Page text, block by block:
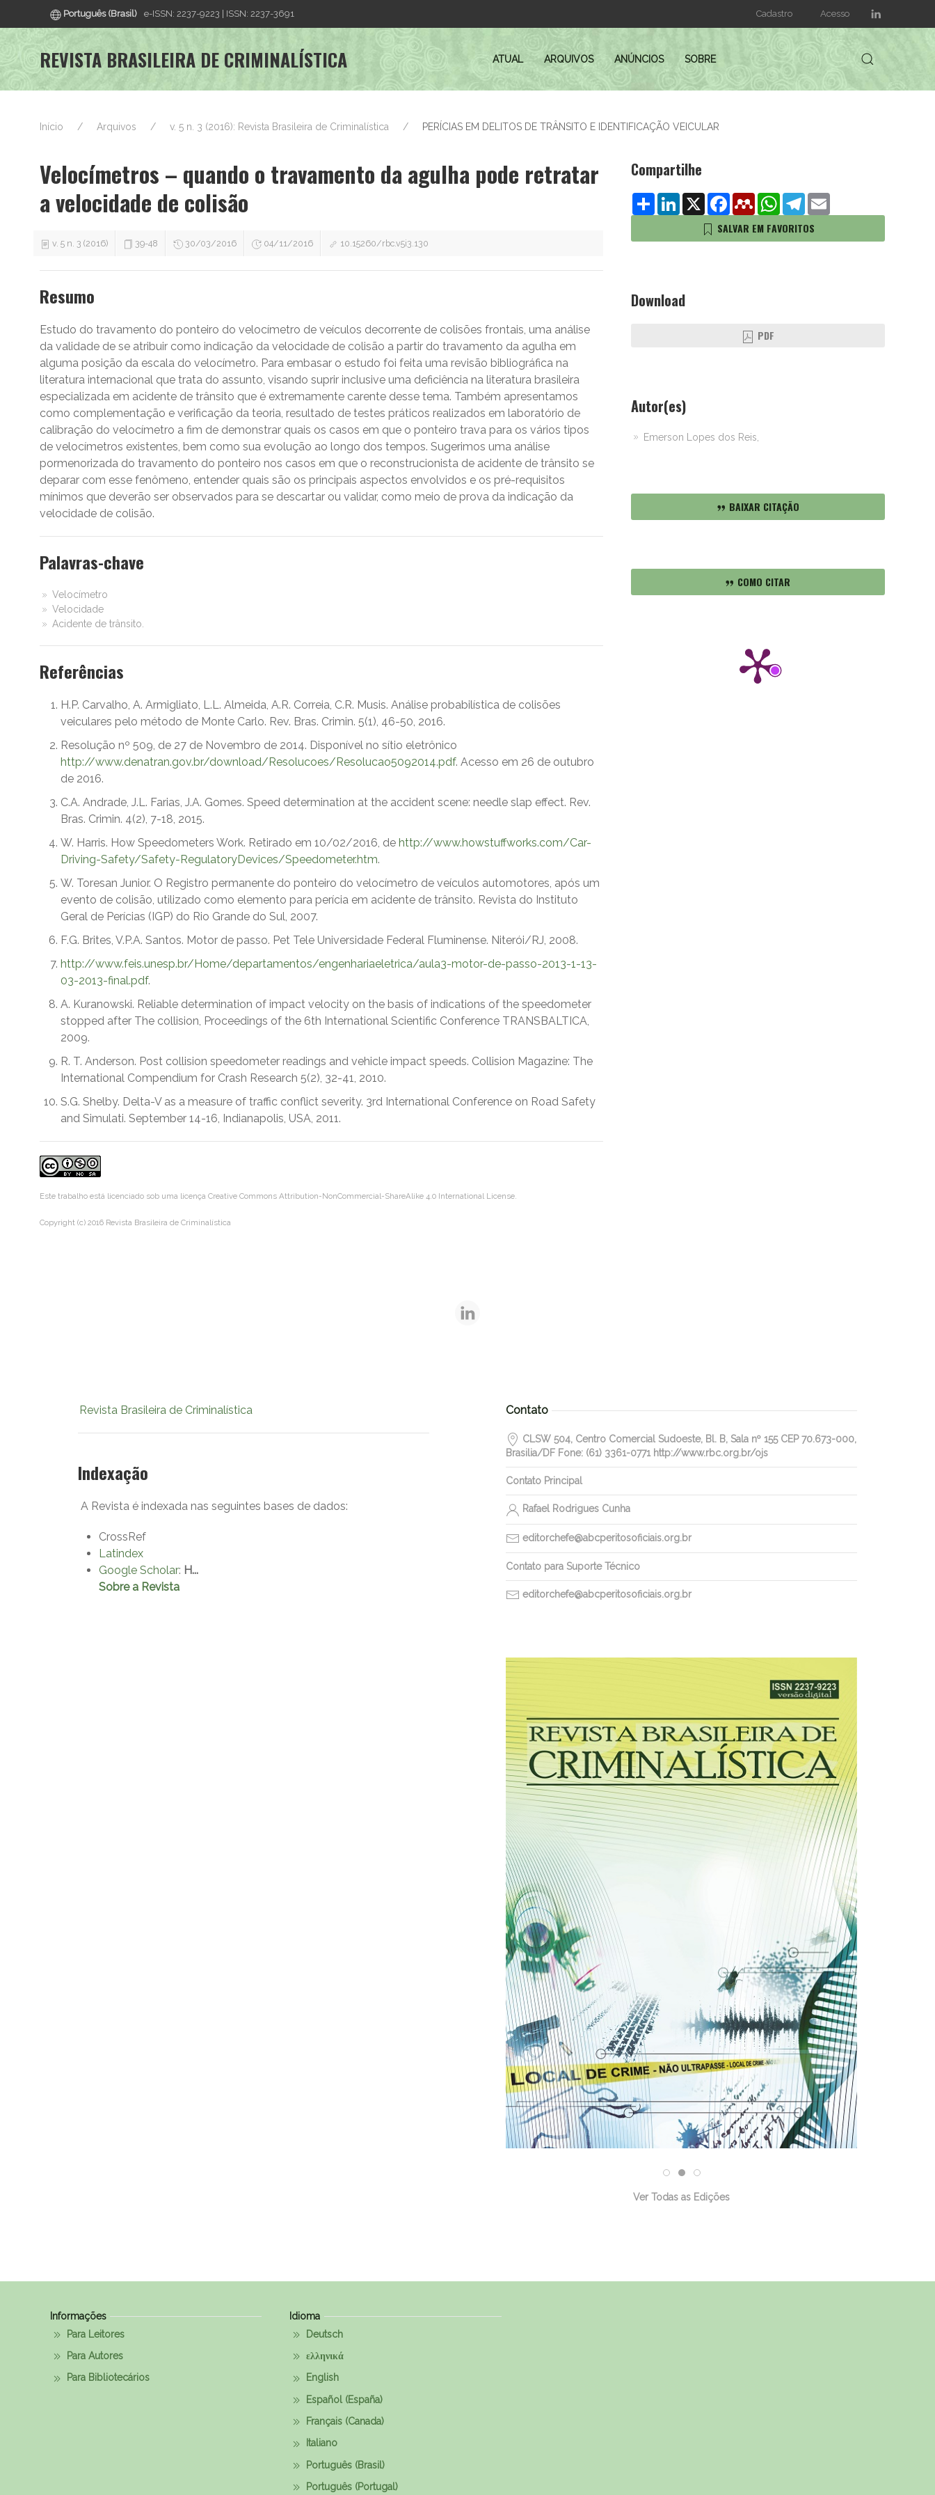
Português (Brasil) e-ISSN: 2237-9223 | ISSN: 2237-3691 Cadastro Acesso
REVISTA BRASILEIRA DE CRIMINALÍSTICA ATUAL ARQUIVOS ANÚNCIOS SOBRE
Início Arquivos v. 5 n. 3 (2016): Revista Brasileira de Criminalística PERÍCIAS EM DELITOS DE TRÂNSITO E IDENTIFICAÇÃO VEICULAR
Velocímetros – quando o travamento da agulha pode retratar
a velocidade de colisão
v. 5 n. 3 (2016) 39-48 30/03/2016 04/11/2016 10.15260/rbc.v5i3.130
Resumo
Estudo do travamento do ponteiro do velocímetro de veículos decorrente de colisões frontais, uma análise
da validade de se atribuir como indicação da velocidade de colisão a partir do travamento da agulha em
alguma posição da escala do velocímetro. Para embasar o estudo foi feita uma revisão bibliográfica na
literatura internacional que trata do assunto, visando suprir inclusive uma deficiência na literatura brasileira
especializada em acidente de trânsito que é extremamente carente desse tema. Também apresentamos
como complementação e verificação da teoria, resultado de testes práticos realizados em laboratório de
calibração do velocímetro a fim de demonstrar quais os casos em que o ponteiro trava para os vários tipos
de velocímetros existentes, bem como sua evolução ao longo dos tempos. Sugerimos uma análise
pormenorizada do travamento do ponteiro nos casos em que o reconstrucionista de acidente de trânsito se
deparar com esse fenômeno, entender quais são os principais aspectos envolvidos e os pré-requisitos
mínimos que deverão ser observados para se descartar ou validar, como meio de prova da indicação da
velocidade de colisão.
Palavras-chave
Velocímetro
Velocidade
Acidente de trânsito.
Referências
H.P. Carvalho, A. Armigliato, L.L. Almeida, A.R. Correia, C.R. Musis. Análise probabilística de colisões
veiculares pelo método de Monte Carlo. Rev. Bras. Crimin. 5(1), 46-50, 2016.
Resolução nº 509, de 27 de Novembro de 2014. Disponível no sítio eletrônico
http://www.denatran.gov.br/download/Resolucoes/Resolucao5092014.pdf. Acesso em 26 de outubro
de 2016.
C.A. Andrade, J.L. Farias, J.A. Gomes. Speed determination at the accident scene: needle slap effect. Rev.
Bras. Crimin. 4(2), 7-18, 2015.
W. Harris. How Speedometers Work. Retirado em 10/02/2016, de http://www.howstuffworks.com/Car-
Driving-Safety/Safety-RegulatoryDevices/Speedometer.htm.
W. Toresan Junior. O Registro permanente do ponteiro do velocímetro de veículos automotores, após um
evento de colisão, utilizado como elemento para perícia em acidente de trânsito. Revista do Instituto
Geral de Perícias (IGP) do Rio Grande do Sul, 2007.
F.G. Brites, V.P.A. Santos. Motor de passo. Pet Tele Universidade Federal Fluminense. Niterói/RJ, 2008.
http://www.feis.unesp.br/Home/departamentos/engenhariaeletrica/aula3-motor-de-passo-2013-1-13-
03-2013-final.pdf.
A. Kuranowski. Reliable determination of impact velocity on the basis of indications of the speedometer
stopped after The collision, Proceedings of the 6th International Scientific Conference TRANSBALTICA,
2009.
R. T. Anderson. Post collision speedometer readings and vehicle impact speeds. Collision Magazine: The
International Compendium for Crash Research 5(2), 32-41, 2010.
S.G. Shelby. Delta-V as a measure of traffic conflict severity. 3rd International Conference on Road Safety
and Simulati. September 14-16, Indianapolis, USA, 2011.
Este trabalho está licenciado sob uma licença Creative Commons Attribution-NonCommercial-ShareAlike 4.0 International License.
Copyright (c) 2016 Revista Brasileira de Criminalística
Compartilhe
ShareLinkedIn
X FacebookMendeleyWhatsApp
Telegram
Email
SALVAR EM FAVORITOS
Download
PDF
Autor(es)
Emerson Lopes dos Reis,
BAIXAR CITAÇÃO
COMO CITAR
Revista Brasileira de Criminalística
Indexação
A Revista é indexada nas seguintes bases de dados:
CrossRef
Latindex
Google Scholar: H...
Sobre a Revista
Contato
CLSW 504, Centro Comercial Sudoeste, Bl. B, Sala nº 155 CEP 70.673-000,
Brasilia/DF Fone: (61) 3361-0771 http://www.rbc.org.br/ojs
Contato Principal
Rafael Rodrigues Cunha
editorchefe@abcperitosoficiais.org.br
Contato para Suporte Técnico
editorchefe@abcperitosoficiais.org.br
Ver Todas as Edições
Informações
Para Leitores
Para Autores
Para Bibliotecários
Idioma
Deutsch
ελληνικά
English
Español (España)
Français (Canada)
Italiano
Português (Brasil)
Português (Portugal)